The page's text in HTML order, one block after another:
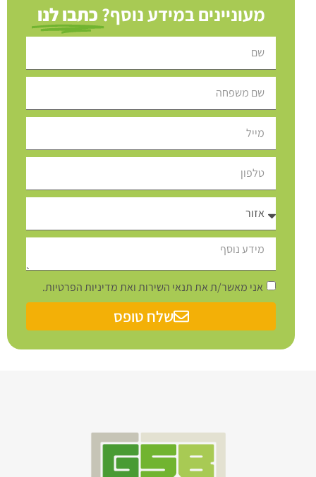
מעוניינים במידע נוסף? כתבו לנו
אני מאשר/ת את תנאי השירות ואת מדיניות הפרטיות.
שלח טופס